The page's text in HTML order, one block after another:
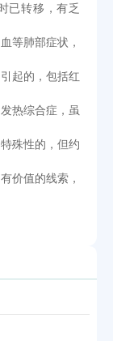
已转移，有乏
等肺部症状，
起的，包括红
热综合症，虽
殊性的，但约
价值的线索，